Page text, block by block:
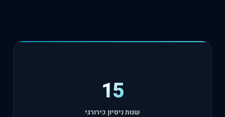
15
שנות ניסיון כירורגי